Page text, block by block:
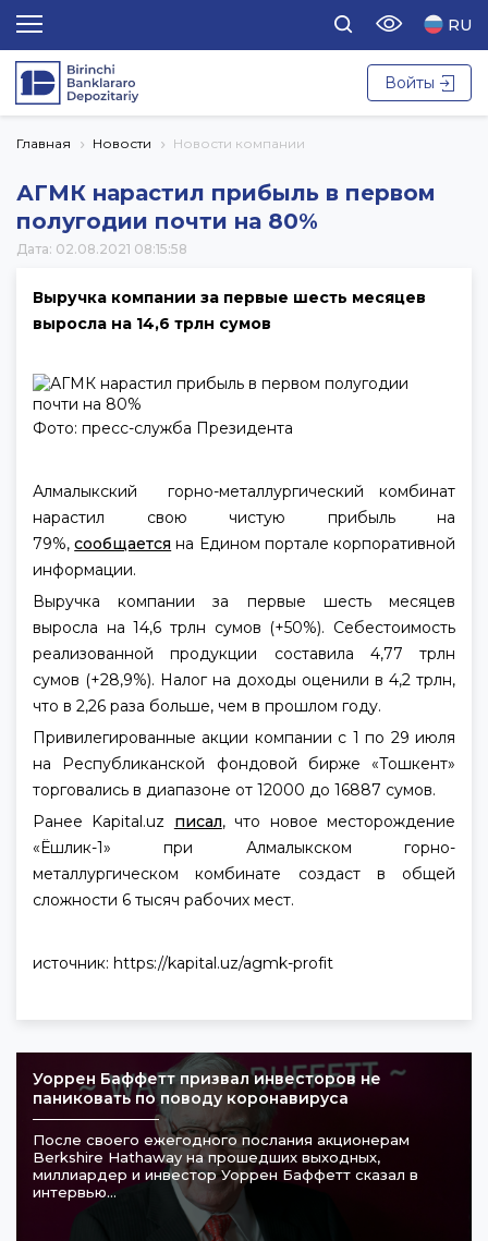
RU
Войты
Главная Новости Новости компании
АГМК нарастил прибыль в первом
полугодии почти на 80%
Дата: 02.08.2021 08:15:58
Выручка компании за первые шесть месяцев
выросла на 14,6 трлн сумов
Фото: пресс-служба Президента
Алмалыкский горно-металлургический комбинат
нарастил свою чистую прибыль на
79%,сообщается на Едином портале корпоративной
информации.
Выручка компании за первые шесть месяцев
выросла на 14,6 трлн сумов (+50%). Себестоимость
реализованной продукции составила 4,77 трлн
сумов (+28,9%). Налог на доходы оценили в 4,2 трлн,
что в 2,26 раза больше, чем в прошлом году.
Привилегированные акции компании с 1 по 29 июля
на Республиканской фондовой бирже «Тошкент»
торговались в диапазоне от 12000 до 16887 сумов.
Ранее Kapital.uz писал, что новое месторождение
«Ёшлик-1» при Алмалыкском горно-
металлургическом комбинате создаст в общей
сложности 6 тысяч рабочих мест.
источник: https://kapital.uz/agmk-profit
Уоррен Баффетт призвал инвесторов не
паниковать по поводу коронавируса
После своего ежегодного послания акционерам
Berkshire Hathaway на прошедших выходных,
миллиардер и инвестор Уоррен Баффетт сказал в
интервью...